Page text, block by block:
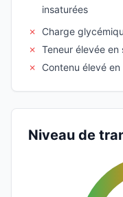
insaturées
✗
Charge
✗ Teneur élevée en
✗
Contenu élevé en
Niveau de